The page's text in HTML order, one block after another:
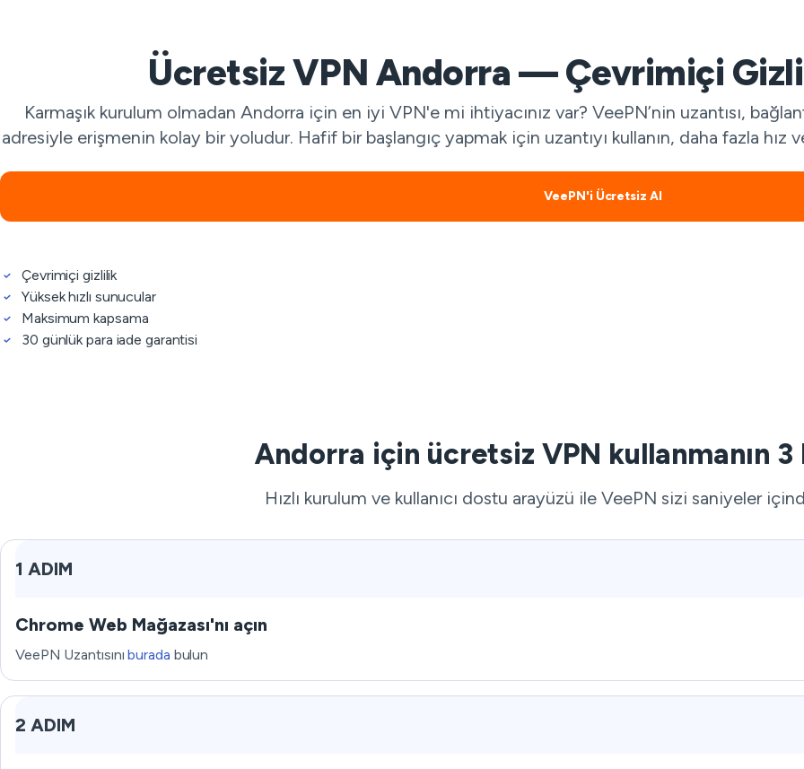
Ücretsiz VPN Andorra — Çevrimiçi
Karmaşık kurulum olmadan Andorra için en iyi VPN'e mi ihtiyacınız var? VeePN’nin uzantısı,
adresiyle erişmenin kolay bir yoludur. Hafif bir başlangıç yapmak için uzantıyı kullanın, daha fazla
VeePN'i Ücretsiz Al
Çevrimiçi gizlilik
Yüksek hızlı sunucular
Maksimum kapsama
30 günlük para iade garantisi
Andorra için ücretsiz VPN kullanmanın 3
Hızlı kurulum ve kullanıcı dostu arayüzü ile VeePN sizi saniyeler
1 ADIM
Chrome Web Mağazası'nı açın
VeePN Uzantısınıburada bulun
2 ADIM